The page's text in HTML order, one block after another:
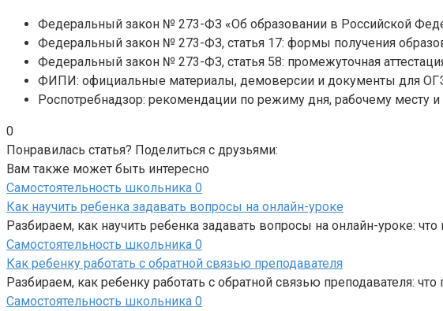
Федеральный закон № 273-ФЗ «Об образовании в Российской
Федеральный закон № 273-ФЗ, статья 17: формы получения
Федеральный закон № 273-ФЗ, статья 58: промежуточная
ФИПИ: официальные материалы, демоверсии и документы для
Роспотребнадзор: рекомендации по режиму дня, рабочему месту
0
Понравилась статья? Поделиться с друзьями:
Вам также может быть интересно
Самостоятельность школьника 0
Как научить ребенка задавать вопросы на онлайн-уроке
Разбираем, как научить ребенка задавать вопросы на онлайн-уроке:
Самостоятельность школьника 0
Как ребенку работать с обратной связью преподавателя
Разбираем, как ребенку работать с обратной связью преподавателя:
Самостоятельность школьника 0